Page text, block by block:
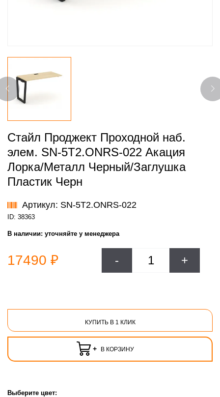
Стайл Проджект Проходной наб.
элем. SN-5T2.ONRS-022 Акация
Лорка/Металл Черный/Заглушка
Пластик Черн
Артикул: SN-5T2.ONRS-022
ID: 38363
В наличии: уточняйте у менеджера
17490 ₽ - +
КУПИТЬ В 1 КЛИК
+ В КОРЗИНУ
Выберите цвет: